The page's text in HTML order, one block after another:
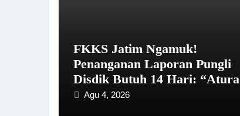
FKKS Jatim Ngamuk!
Penanganan Laporan Pungli
Disdik Butuh 14 Hari: “Aturan
dari Mana?”
Agu 4, 2026